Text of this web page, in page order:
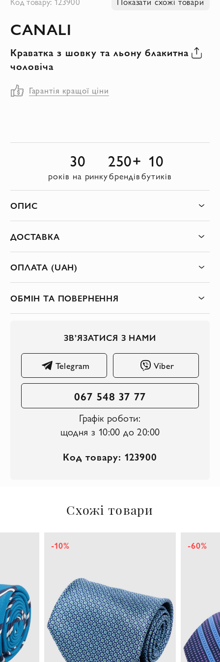
початку
зображень
CANALI
Краватка з шовку та льону блакитна
чоловіча
Гарантія кращої ціни
30
років на ринку
250+
брендів
10
бутиків
ОПИС
ДОСТАВКА
ОПЛАТА (UAH)
ОБМІН ТА ПОВЕРНЕННЯ
ЗВ’ЯЗАТИСЯ З НАМИ
Telegram Viber
067 548 37 77
Графік роботи:
щодня з 10:00 до 20:00
Код товару: 123900
Схожі товари
-60% -10%